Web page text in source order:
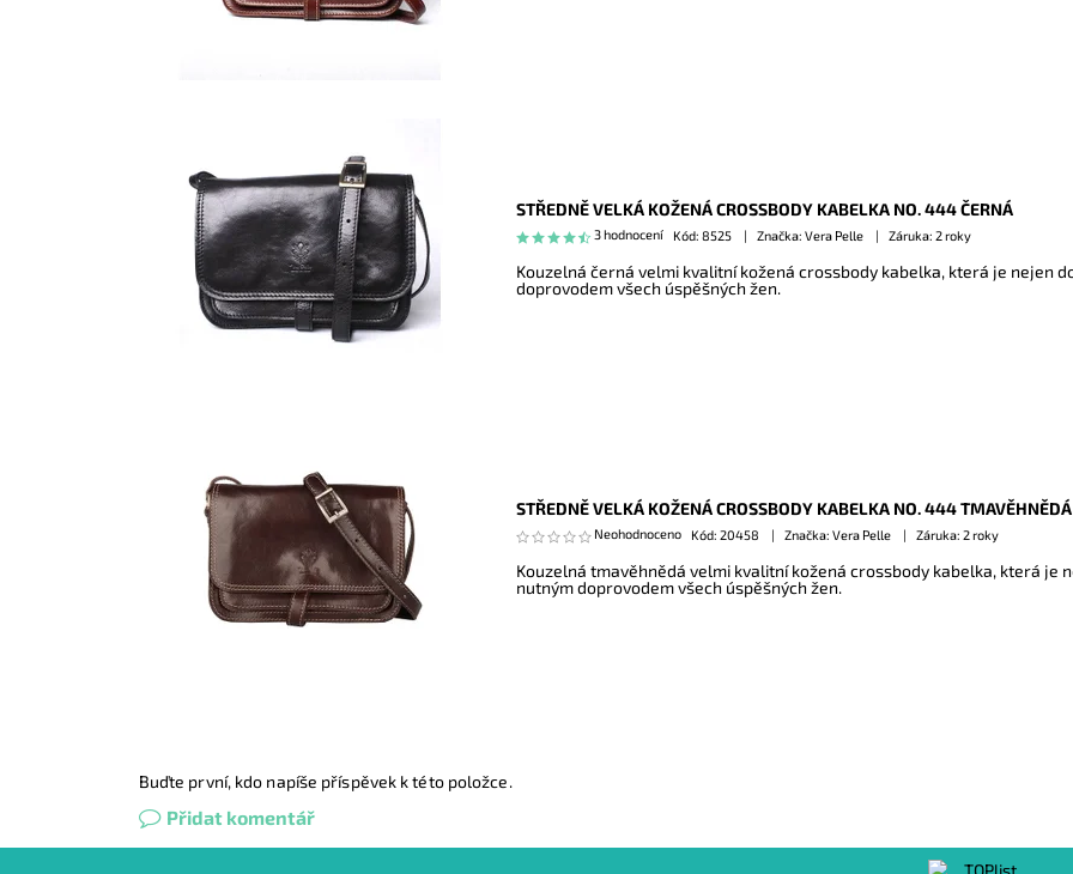
STŘEDNĚ VELKÁ KOŽENÁ CROSSBODY KABELKA NO. 444 ČERNÁ
3 hodnocení Kód: 8525 Značka: Vera Pelle Záruka: 2 roky
Kouzelná černá velmi kvalitní kožená crossbody kabelka, která je nejen
doprovodem všech úspěšných žen.
STŘEDNĚ VELKÁ KOŽENÁ CROSSBODY KABELKA NO. 444 TMAVĚHNĚDÁ
Neohodnoceno Kód: 20458 Značka: Vera Pelle Záruka: 2 roky
Kouzelná tmavěhnědá velmi kvalitní kožená crossbody kabelka, která je
nutným doprovodem všech úspěšných žen.
Buďte první, kdo napíše příspěvek k této položce.
Přidat komentář